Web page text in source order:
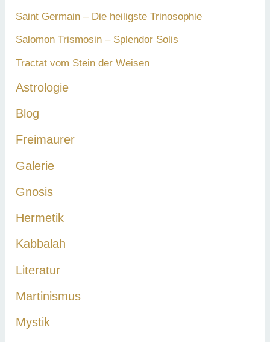
Saint Germain – Die heiligste Trinosophie
Salomon Trismosin – Splendor Solis
Tractat vom Stein der Weisen
Astrologie
Blog
Freimaurer
Galerie
Gnosis
Hermetik
Kabbalah
Literatur
Martinismus
Mystik